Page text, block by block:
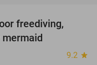
freediving,
9.2 star